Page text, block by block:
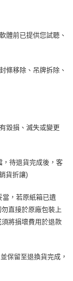
體前已提供您試聽、
條移除、吊牌拆除、
毀損、滅失或變更
待退貨完成後，客
貨折讓)
當，若原紙箱已遺
直接於原廠包裝上
將損壞費用於退款
保留至退換貨完成，